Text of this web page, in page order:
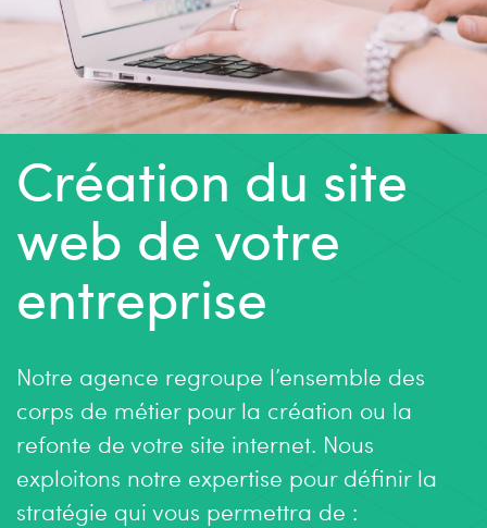
Création du site
web de votre
entreprise
Notre agence regroupe l’ensemble des
corps de métier pour la création ou la
refonte de votre site internet. Nous
exploitons notre expertise pour définir la
stratégie qui vous permettra de :